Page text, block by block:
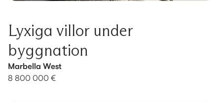
Lyxiga villor under
byggnation
Marbella West
8 800 000 €